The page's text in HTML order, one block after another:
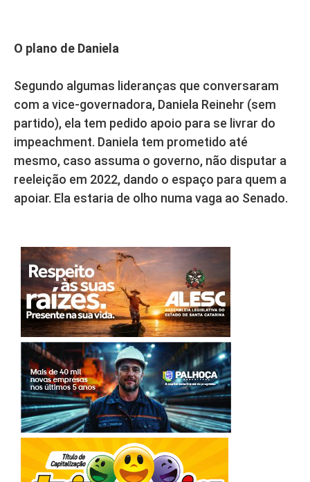
O plano de Daniela
Segundo algumas lideranças que conversaram
com a vice-governadora, Daniela Reinehr (sem
partido), ela tem pedido apoio para se livrar do
impeachment. Daniela tem prometido até
mesmo, caso assuma o governo, não disputar a
reeleição em 2022, dando o espaço para quem a
apoiar. Ela estaria de olho numa vaga ao Senado.